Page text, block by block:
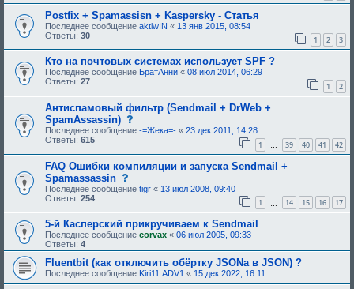
,
т
р
е
ю
щ
е
д
о
б
р
и
я
:
Postfix + Spamassisn + Kaspersky - Статья
Последнее сообщение aktiwIN « 13 янв 2015, 08:54
Ответы: 30 1 2 3
Кто на почтовых системах использует SPF ?
Последнее сообщение БратАнни « 08 июл 2014, 06:29
Ответы: 27 1 2
Антиспамовый фильтр (Sendmail + DrWeb +
SpamAssassin)
щ
е
е
т
р
е
б
у
ю
щ
е
Последнее сообщение -=Жека=- « 23 дек 2011, 14:28
Ответы: 615 1 … 39 40 41 42
FAQ Ошибки компиляции и запуска Sendmail +
Spamassassin
о
о
щ
е
н
е
,
т
Последнее сообщение tigr « 13 июл 2008, 09:40
Ответы: 254 1 14 15 16 17
5-й Касперский прикручиваем к Sendmail
Последнее сообщение corvax « 06 июл 2005, 09:33
Ответы: 4
Fluentbit (как отключить обёртку JSONа в JSON) ?
Последнее сообщение Kiri11.ADV1 « 15 дек 2022, 16:11